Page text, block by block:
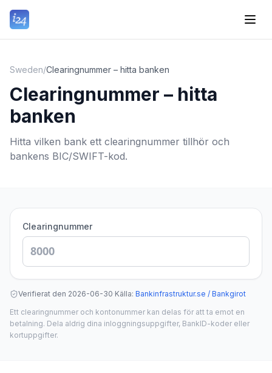
Sweden/Clearingnummer – hitta banken
Clearingnummer – hitta
banken
Hitta vilken bank ett clearingnummer tillhör och
bankens BIC/SWIFT-kod.
Clearingnummer
Verifierat den 2026-06-30·Källa: Bankinfrastruktur.se / Bankgirot
Ett clearingnummer och kontonummer kan delas för att ta emot en
betalning. Dela aldrig dina inloggningsuppgifter, BankID-koder eller
kortuppgifter.